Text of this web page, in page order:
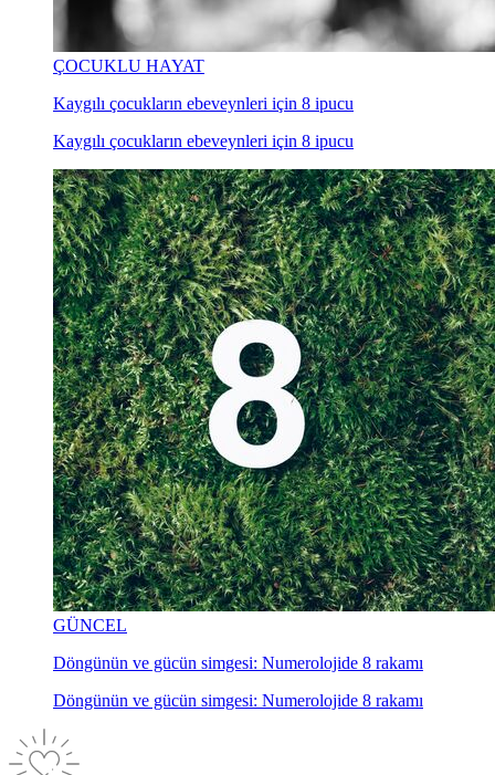
ÇOCUKLU HAYAT
Kaygılı çocukların ebeveynleri için 8 ipucu
Kaygılı çocukların ebeveynleri için 8 ipucu
GÜNCEL
Döngünün ve gücün simgesi: Numerolojide 8 rakamı
Döngünün ve gücün simgesi: Numerolojide 8 rakamı